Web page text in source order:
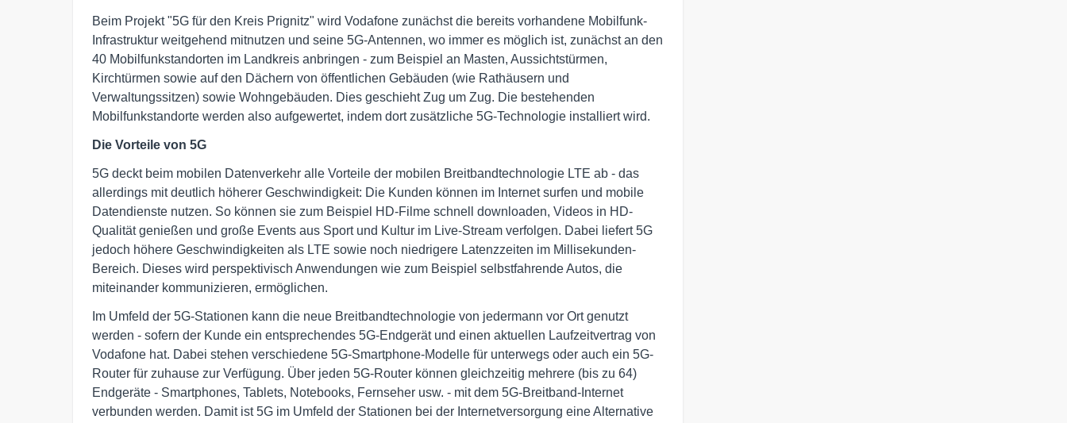
Beim Projekt "5G für den Kreis Prignitz" wird Vodafone zunächst die bereits vorhandene Mobilfunk-
Infrastruktur weitgehend mitnutzen und seine 5G-Antennen, wo immer es möglich ist, zunächst an den
40 Mobilfunkstandorten im Landkreis anbringen - zum Beispiel an Masten, Aussichtstürmen,
Kirchtürmen sowie auf den Dächern von öffentlichen Gebäuden (wie Rathäusern und
Verwaltungssitzen) sowie Wohngebäuden. Dies geschieht Zug um Zug. Die bestehenden
Mobilfunkstandorte werden also aufgewertet, indem dort zusätzliche 5G-Technologie installiert wird.
Die Vorteile von 5G
5G deckt beim mobilen Datenverkehr alle Vorteile der mobilen Breitbandtechnologie LTE ab - das
allerdings mit deutlich höherer Geschwindigkeit: Die Kunden können im Internet surfen und mobile
Datendienste nutzen. So können sie zum Beispiel HD-Filme schnell downloaden, Videos in HD-
Qualität genießen und große Events aus Sport und Kultur im Live-Stream verfolgen. Dabei liefert 5G
jedoch höhere Geschwindigkeiten als LTE sowie noch niedrigere Latenzzeiten im Millisekunden-
Bereich. Dieses wird perspektivisch Anwendungen wie zum Beispiel selbstfahrende Autos, die
miteinander kommunizieren, ermöglichen.
Im Umfeld der 5G-Stationen kann die neue Breitbandtechnologie von jedermann vor Ort genutzt
werden - sofern der Kunde ein entsprechendes 5G-Endgerät und einen aktuellen Laufzeitvertrag von
Vodafone hat. Dabei stehen verschiedene 5G-Smartphone-Modelle für unterwegs oder auch ein 5G-
Router für zuhause zur Verfügung. Über jeden 5G-Router können gleichzeitig mehrere (bis zu 64)
Endgeräte - Smartphones, Tablets, Notebooks, Fernseher usw. - mit dem 5G-Breitband-Internet
verbunden werden. Damit ist 5G im Umfeld der Stationen bei der Internetversorgung eine Alternative